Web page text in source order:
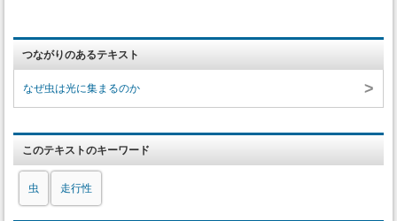
つながりのあるテキスト
なぜ虫は光に集まるのか >
このテキストのキーワード
虫 走行性